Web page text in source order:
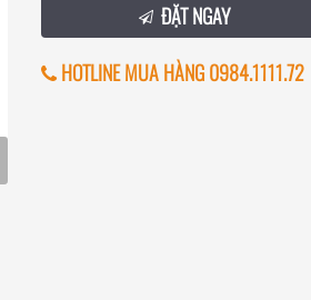
ĐẶT NGAY
HOTLINE MUA HÀNG 0984.1111.72